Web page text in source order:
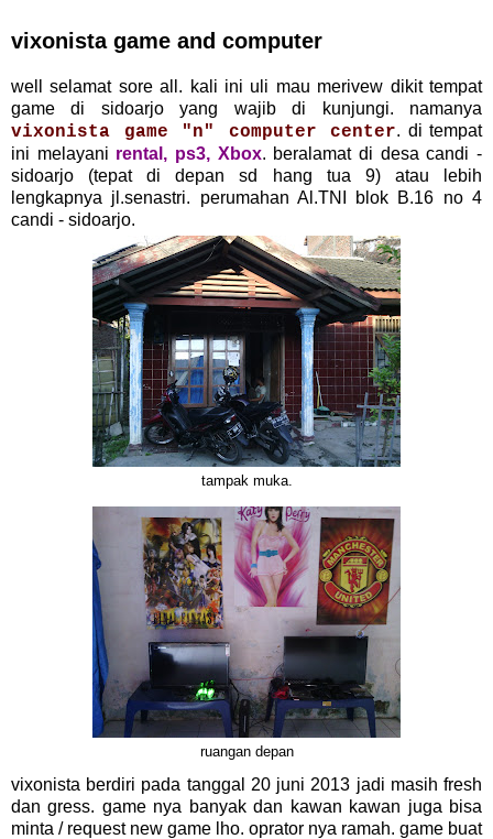
vixonista game and computer
well selamat sore all. kali ini uli mau merivew dikit tempat
game di sidoarjo yang wajib di kunjungi. namanya
vixonista game "n" computer center. di tempat
ini melayani rental, ps3, Xbox. beralamat di desa candi -
sidoarjo (tepat di depan sd hang tua 9) atau lebih
lengkapnya jl.senastri. perumahan Al.TNI blok B.16 no 4
candi - sidoarjo.
tampak muka.
ruangan depan
vixonista berdiri pada tanggal 20 juni 2013 jadi masih fresh
dan gress. game nya banyak dan kawan kawan juga bisa
minta / request new game lho. oprator nya ramah. game buat